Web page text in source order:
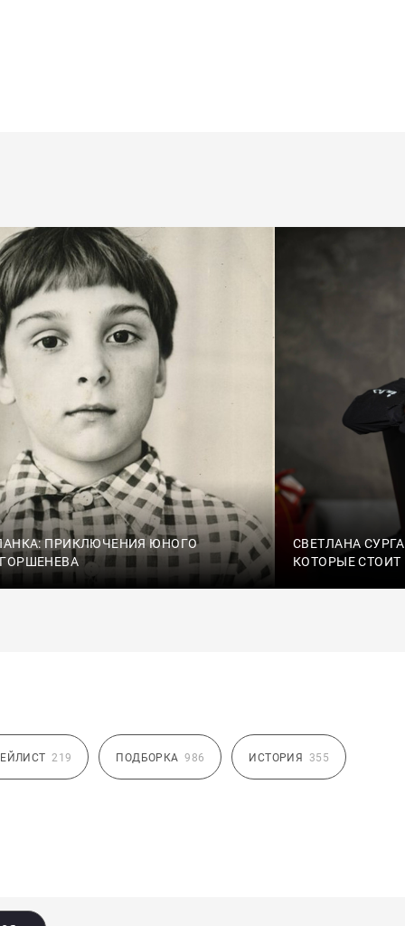
ПРИКЛЮЧЕНИЯ ЮНОГО
СВЕТЛАНА
КОТОРЫЕ
219 ПОДБОРКА 986 ИСТОРИЯ 355